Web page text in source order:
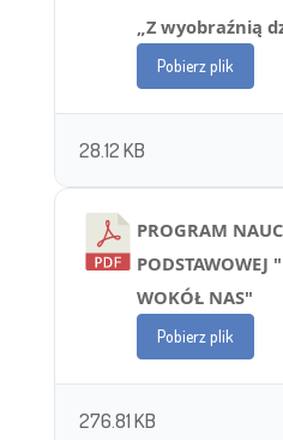
„Z wyobraźnią
Pobierz plik
28.12 KB
PROGRAM
PODSTAWOWEJ
WOKÓŁ NAS"
Pobierz plik
276.81 KB